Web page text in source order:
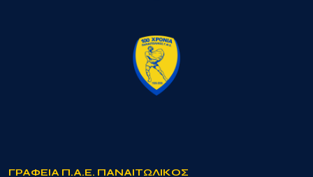
ΓΡΑΦΕΙΑ Π.Α.Ε. ΠΑΝΑΙΤΩΛΙΚΟΣ